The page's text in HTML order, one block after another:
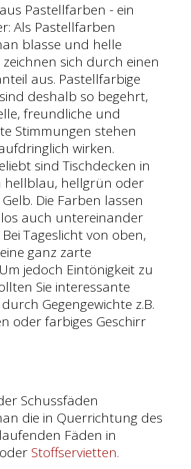
Pastellfarben - ein
Als Pastellfarben
blasse und helle
zeichnen sich durch einen
aus. Pastellfarbige
deshalb so begehrt,
freundliche und
Stimmungen stehen
wirken.
sind Tischdecken in
hellblau, hellgrün oder
Die Farben lassen
auch untereinander
Tageslicht von oben,
ganz zarte
jedoch Eintönigkeit zu
Sie interessante
Gegengewichte z.B.
oder farbiges Geschirr
Schussfäden
die in Querrichtung des
Fäden in
Stoffservietten.